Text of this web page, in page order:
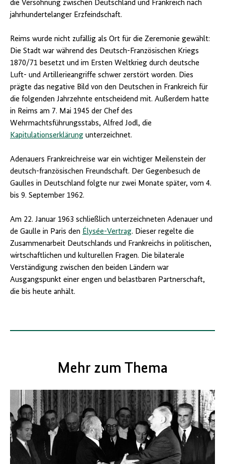
die Versöhnung zwischen Deutschland und Frankreich nach
jahrhundertelanger Erzfeindschaft.
Reims wurde nicht zufällig als Ort für die Zeremonie gewählt:
Die Stadt war während des Deutsch-Französischen Kriegs
1870/71 besetzt und im Ersten Weltkrieg durch deutsche
Luft- und Artillerieangriffe schwer zerstört worden. Dies
prägte das negative Bild von den Deutschen in Frankreich für
die folgenden Jahrzehnte entscheidend mit. Außerdem hatte
in Reims am 7. Mai 1945 der Chef des
Wehrmachtsführungsstabs, Alfred Jodl, die
Kapitulationserklärung unterzeichnet.
Adenauers Frankreichreise war ein wichtiger Meilenstein der
deutsch-französischen Freundschaft. Der Gegenbesuch de
Gaulles in Deutschland folgte nur zwei Monate später, vom 4.
bis 9. September 1962.
Am 22. Januar 1963 schließlich unterzeichneten Adenauer und
de Gaulle in Paris den Élysée-Vertrag. Dieser regelte die
Zusammenarbeit Deutschlands und Frankreichs in politischen,
wirtschaftlichen und kulturellen Fragen. Die bilaterale
Verständigung zwischen den beiden Ländern war
Ausgangspunkt einer engen und belastbaren Partnerschaft,
die bis heute anhält.
Mehr zum Thema